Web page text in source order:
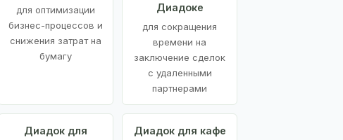
для оптимизации
бизнес-процессов и
снижения затрат на
бумагу
Диадоке
для сокращения
времени на
заключение сделок
с удаленными
партнерами
Диадок для
Диадок для кафе